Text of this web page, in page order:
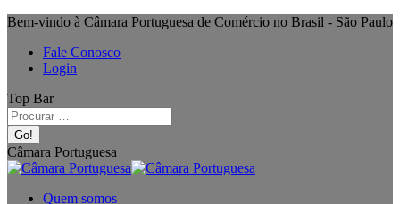
Bem-vindo à Câmara Portuguesa de Comércio no Brasil - São Paulo
Fale Conosco
Login
Top Bar
Câmara Portuguesa
Quem somos